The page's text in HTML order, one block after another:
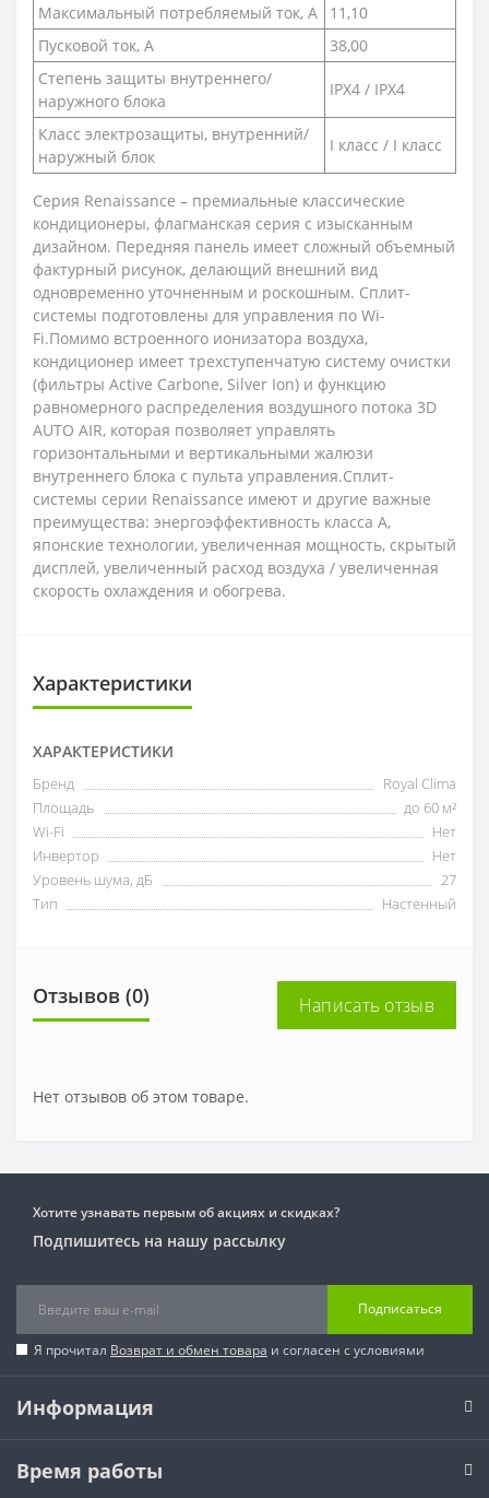
Максимальный потребляемый ток, А
11,10
Пусковой ток, А
38,00
Степень защиты внутреннего/
наружного блока
IPX4 / IPX4
Класс электрозащиты, внутренний/
наружный блок
I класс / I класс
Cерия Renaissance – премиальные классические
кондиционеры, флагманская серия с изысканным
дизайном. Передняя панель имеет сложный объемный
фактурный рисунок, делающий внешний вид
одновременно уточненным и роскошным. Сплит-
системы подготовлены для управления по Wi-
Fi.Помимо встроенного ионизатора воздуха,
кондиционер имеет трехступенчатую систему очистки
(фильтры Active Carbone, Silver Ion) и функцию
равномерного распределения воздушного потока 3D
AUTO AIR, которая позволяет управлять
горизонтальными и вертикальными жалюзи
внутреннего блока с пульта управления.Сплит-
системы серии Renaissance имеют и другие важные
преимущества: энергоэффективность класса А,
японские технологии, увеличенная мощность, скрытый
дисплей, увеличенный расход воздуха / увеличенная
скорость охлаждения и обогрева.
Характеристики
ХАРАКТЕРИСТИКИ
Бренд
Royal Clima
Площадь
до 60 м²
Wi-Fi
Нет
Инвертор
Нет
Уровень шума, дБ
27
Тип
Настенный
Отзывов (0) Написать отзыв
Нет отзывов об этом товаре.
Хотите узнавать первым об акциях и скидках?
Подпишитесь на нашу рассылку
Подписаться
Я прочитал Возврат и обмен товара и согласен с условиями
Информация
Время работы